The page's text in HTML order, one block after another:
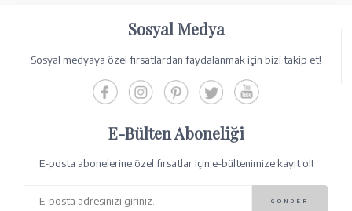
Sosyal Medya
Sosyal medyaya özel fırsatlardan faydalanmak için bizi takip et!
E-Bülten Aboneliği
E-posta abonelerine özel fırsatlar için e-bültenimize kayıt ol!